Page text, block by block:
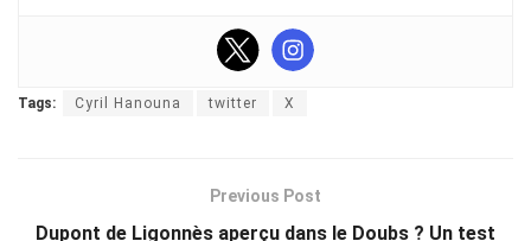
Tags: Cyril Hanouna twitter X
Previous Post
Dupont de Ligonnès aperçu dans le Doubs ? Un test